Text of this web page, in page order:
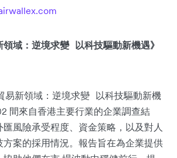
領域：逆境求變 以科技驅動新機遇》
易新領域：逆境求變 以科技驅動新機
間來自香港主要行業的企業調查結
風險承受程度、資金策略，以及對人
方案的採用情況。報告旨在為企業提供